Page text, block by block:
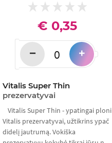
Vitalis Super Thin
prezervatyvai
€ 0,35
− +
Vitalis Super Thin - ypatingai ploni
Vitalis prezervatyvai, užtikrins ypač
didelį jautrumą. Vokiška